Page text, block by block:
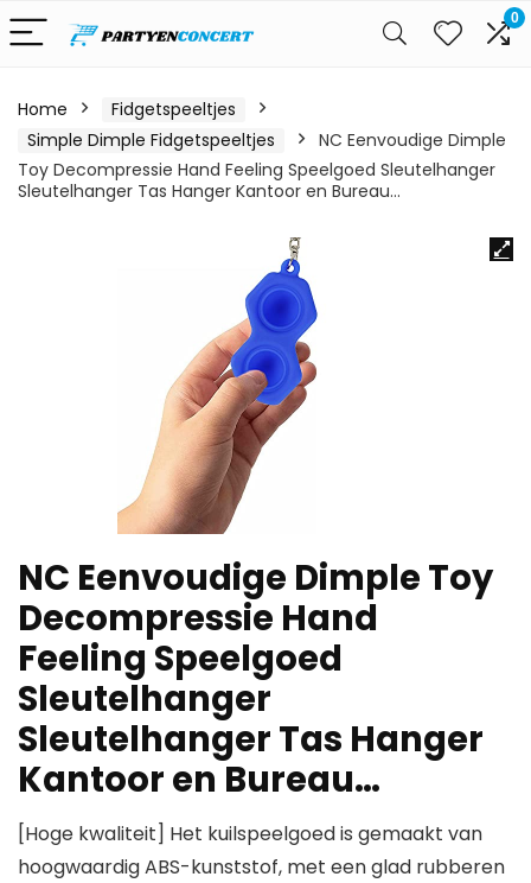
0
Home
Fidgetspeeltjes
Simple Dimple Fidgetspeeltjes
NC Eenvoudige Dimple
Toy Decompressie Hand Feeling Speelgoed Sleutelhanger
Sleutelhanger Tas Hanger Kantoor en Bureau…
NC Eenvoudige Dimple Toy
Decompressie Hand
Feeling Speelgoed
Sleutelhanger
Sleutelhanger Tas Hanger
Kantoor en Bureau…
[Hoge kwaliteit] Het kuilspeelgoed is gemaakt van
hoogwaardig ABS-kunststof, met een glad rubberen